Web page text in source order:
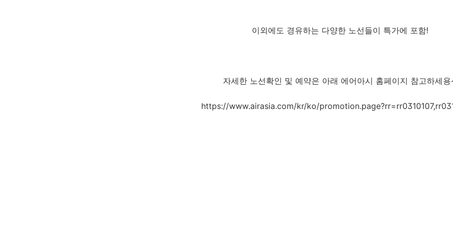
이외에도 경유하는 다양한 노선들이 특가에 포함!
자세한 노선확인 및 예약은 아래 에어아시 홈페이지 참고하세용
https://www.airasia.com/kr/ko/